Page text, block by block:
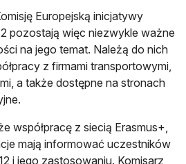
Europejską inicjatywy
pozostają więc niezwykle ważne
na jego temat. Należą do nich
z firmami transportowymi,
a także dostępne na stronach
współpracę z siecią Erasmus+,
mają informować uczestników
i jego zastosowaniu. Komisarz